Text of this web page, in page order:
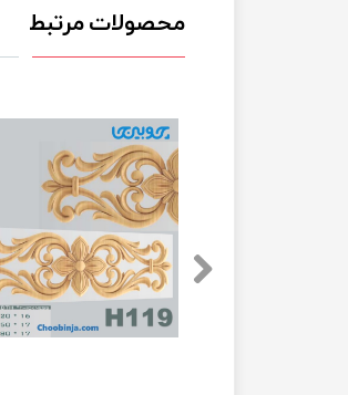
محصولات مرتبط